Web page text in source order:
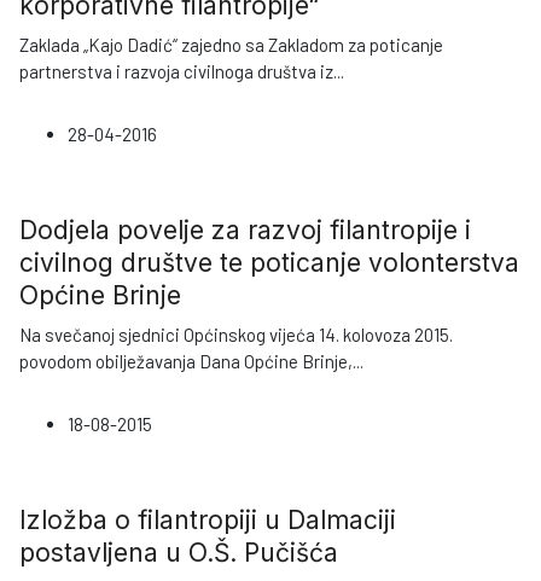
Zaklada „Kajo Dadić“ zajedno sa Zakladom za poticanje
partnerstva i razvoja civilnoga društva iz...
28-04-2016
Dodjela povelje za razvoj filantropije i
civilnog društve te poticanje volonterstva
Općine Brinje
Na svečanoj sjednici Općinskog vijeća 14. kolovoza 2015.
povodom obilježavanja Dana Općine Brinje,...
18-08-2015
Izložba o filantropiji u Dalmaciji
postavljena u O.Š. Pučišća